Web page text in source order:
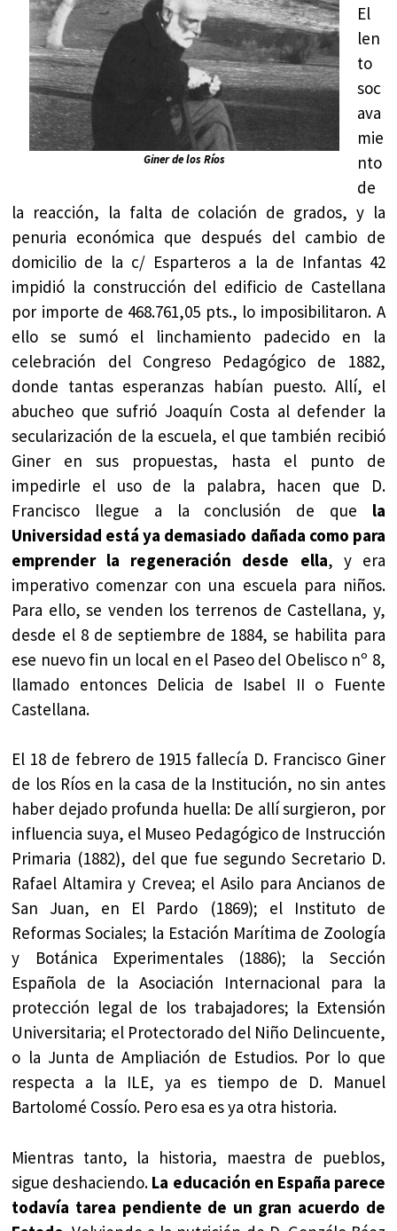
Giner de los Ríos
El
len
to
soc
ava
mie
nto
de
la reacción, la falta de colación de grados, y la
penuria económica que después del cambio de
domicilio de la c/ Esparteros a la de Infantas 42
impidió la construcción del edificio de Castellana
por importe de 468.761,05 pts., lo imposibilitaron. A
ello se sumó el linchamiento padecido en la
celebración del Congreso Pedagógico de 1882,
donde tantas esperanzas habían puesto. Allí, el
abucheo que sufrió Joaquín Costa al defender la
secularización de la escuela, el que también recibió
Giner en sus propuestas, hasta el punto de
impedirle el uso de la palabra, hacen que D.
Francisco llegue a la conclusión de que la
Universidad está ya demasiado dañada como para
emprender la regeneración desde ella, y era
imperativo comenzar con una escuela para niños.
Para ello, se venden los terrenos de Castellana, y,
desde el 8 de septiembre de 1884, se habilita para
ese nuevo fin un local en el Paseo del Obelisco nº 8,
llamado entonces Delicia de Isabel II o Fuente
Castellana.
El 18 de febrero de 1915 fallecía D. Francisco Giner
de los Ríos en la casa de la Institución, no sin antes
haber dejado profunda huella: De allí surgieron, por
influencia suya, el Museo Pedagógico de Instrucción
Primaria (1882), del que fue segundo Secretario D.
Rafael Altamira y Crevea; el Asilo para Ancianos de
San Juan, en El Pardo (1869); el Instituto de
Reformas Sociales; la Estación Marítima de Zoología
y Botánica Experimentales (1886); la Sección
Española de la Asociación Internacional para la
protección legal de los trabajadores; la Extensión
Universitaria; el Protectorado del Niño Delincuente,
o la Junta de Ampliación de Estudios. Por lo que
respecta a la ILE, ya es tiempo de D. Manuel
Bartolomé Cossío. Pero esa es ya otra historia.
Mientras tanto, la historia, maestra de pueblos,
sigue deshaciendo. La educación en España parece
todavía tarea pendiente de un gran acuerdo de